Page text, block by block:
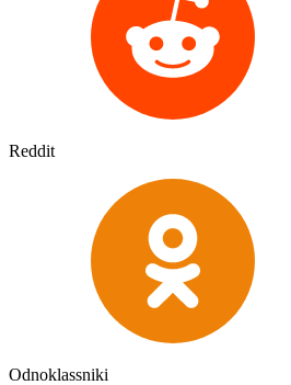
Reddit
Odnoklassniki